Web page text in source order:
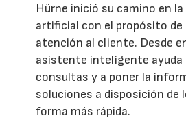
Hürne inició su camino en
artificial con el propósito
atención al cliente. Desde
asistente inteligente ayuda
consultas y a poner la
soluciones a disposición de
forma más rápida.